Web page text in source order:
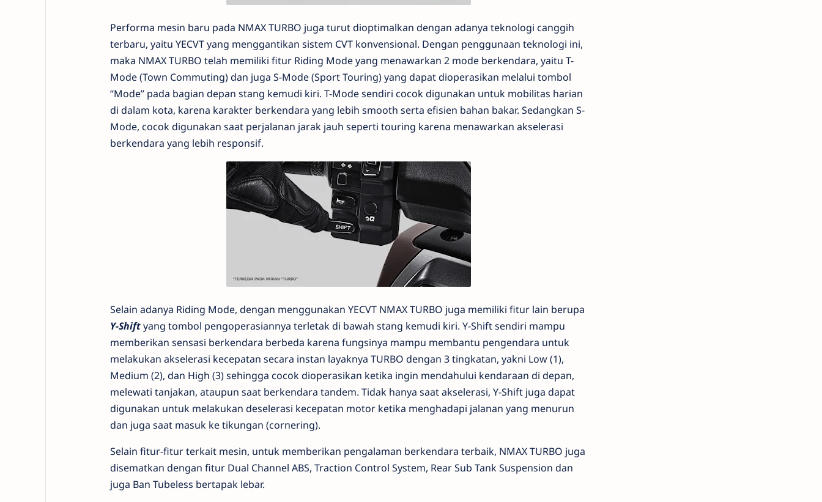
Performa mesin baru pada NMAX TURBO juga turut dioptimalkan dengan adanya teknologi canggih
terbaru, yaitu YECVT yang menggantikan sistem CVT konvensional. Dengan penggunaan teknologi ini,
maka NMAX TURBO telah memiliki fitur Riding Mode yang menawarkan 2 mode berkendara, yaitu T-
Mode (Town Commuting) dan juga S-Mode (Sport Touring) yang dapat dioperasikan melalui tombol
“Mode” pada bagian depan stang kemudi kiri. T-Mode sendiri cocok digunakan untuk mobilitas harian
di dalam kota, karena karakter berkendara yang lebih smooth serta efisien bahan bakar. Sedangkan S-
Mode, cocok digunakan saat perjalanan jarak jauh seperti touring karena menawarkan akselerasi
berkendara yang lebih responsif.
Selain adanya Riding Mode, dengan menggunakan YECVT NMAX TURBO juga memiliki fitur lain berupa
Y-Shiftyang tombol pengoperasiannya terletak di bawah stang kemudi kiri. Y-Shift sendiri mampu
memberikan sensasi berkendara berbeda karena fungsinya mampu membantu pengendara untuk
melakukan akselerasi kecepatan secara instan layaknya TURBO dengan 3 tingkatan, yakni Low (1),
Medium (2), dan High (3) sehingga cocok dioperasikan ketika ingin mendahului kendaraan di depan,
melewati tanjakan, ataupun saat berkendara tandem. Tidak hanya saat akselerasi, Y-Shift juga dapat
digunakan untuk melakukan deselerasi kecepatan motor ketika menghadapi jalanan yang menurun
dan juga saat masuk ke tikungan (cornering).
Selain fitur-fitur terkait mesin, untuk memberikan pengalaman berkendara terbaik, NMAX TURBO juga
disematkan dengan fitur Dual Channel ABS, Traction Control System, Rear Sub Tank Suspension dan
juga Ban Tubeless bertapak lebar.